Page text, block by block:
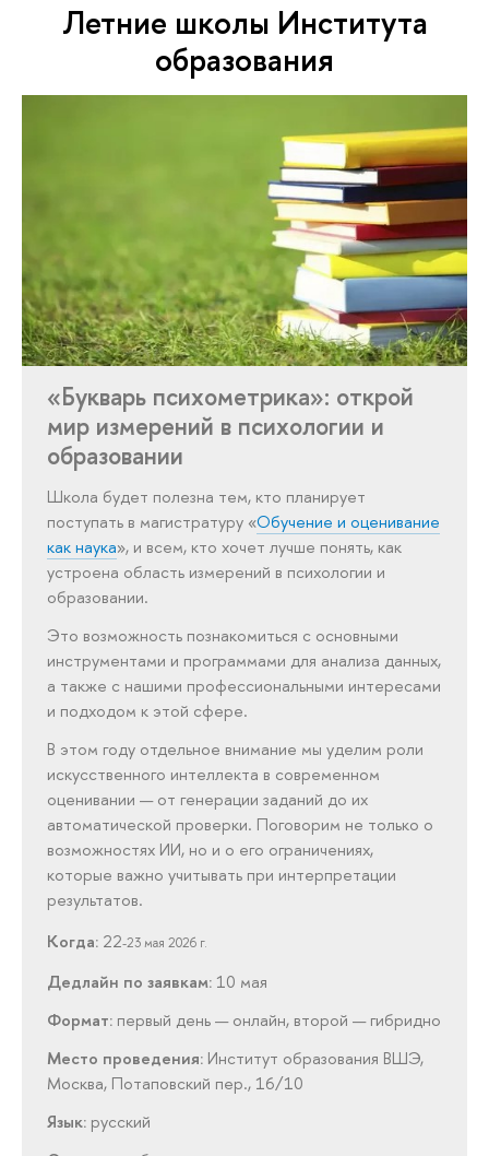
Летние школы Института
образования
«Букварь психометрика»: открой
мир измерений в психологии и
образовании
Школа будет полезна тем, кто планирует
поступать в магистратуру «Обучение и оценивание
как наука», и всем, кто хочет лучше понять, как
устроена область измерений в психологии и
образовании.
Это возможность познакомиться с основными
инструментами и программами для анализа данных,
а также с нашими профессиональными интересами
и подходом к этой сфере.
В этом году отдельное внимание мы уделим роли
искусственного интеллекта в современном
оценивании — от генерации заданий до их
автоматической проверки. Поговорим не только о
возможностях ИИ, но и о его ограничениях,
которые важно учитывать при интерпретации
результатов.
Когда: 22-23 мая 2026 г.
Дедлайн по заявкам: 10 мая
Формат: первый день — онлайн, второй — гибридно
Место проведения: Институт образования ВШЭ,
Москва, Потаповский пер., 16/10
Язык: русский